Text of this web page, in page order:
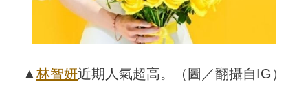
▲ 林智妍近期人氣超高。（圖／翻攝自IG）